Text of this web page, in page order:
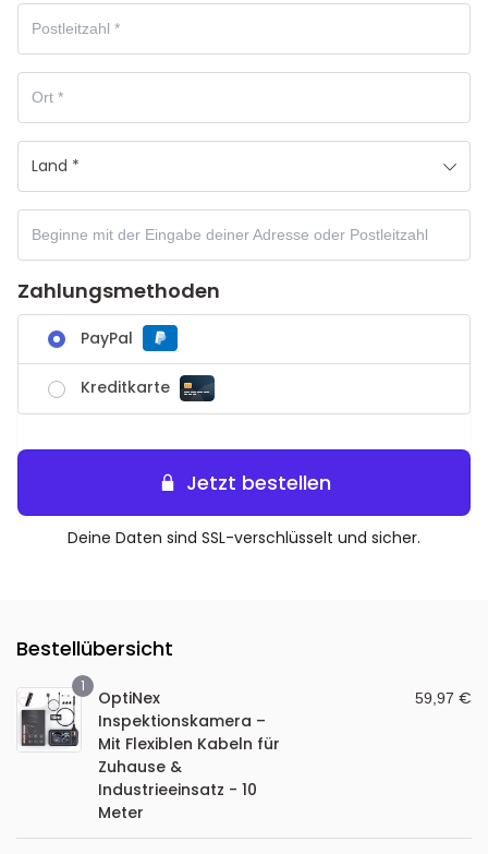
Land *
Zahlungsmethoden
PayPal
Kreditkarte
Jetzt bestellen
Deine Daten sind SSL-verschlüsselt und sicher.
Bestellübersicht
1
OptiNex
Inspektionskamera –
Mit Flexiblen Kabeln für
Zuhause &
Industrieeinsatz - 10
Meter
59,97 €